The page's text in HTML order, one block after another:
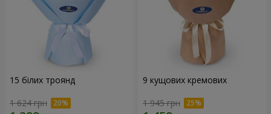
15 білих троянд
1 624 грн
9 кущових кремових
1 945 грн